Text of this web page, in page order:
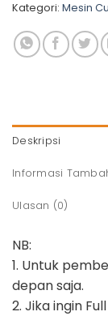
Kategori: Mesin
Deskripsi
Informasi
Ulasan (0)
NB:
1. Untuk
depan saja.
2. Jika ingin